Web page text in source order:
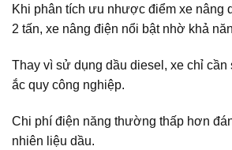
Khi phân tích ưu nhược điểm xe nâng
2 tấn, xe nâng điện nổi bật nhờ khả
Thay vì sử dụng dầu diesel, xe chỉ cần
ắc quy công nghiệp.
Chi phí điện năng thường thấp hơn
nhiên liệu dầu.